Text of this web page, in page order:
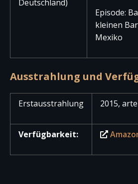
Deutschland)
Episode:
kleinen
Mexiko
Ausstrahlung und
Erstausstrahlung 2015,
Verfügbarkeit: